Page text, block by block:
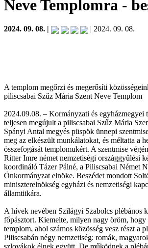
Neve Templomra -
2024. 09. 08. | | 2024. 09. 08.
A templom megőrzi és megerősíti
piliscsabai Szűz Mária Szent Neve Templom
2024.09.08. – Kormányzati és egyházmegyei
teljesen megújult a piliscsabai Szűz Mária
Spányi Antal megyés püspök ünnepi
meg az elkészült munkálatokat, és méltatta a
összefogását templomukért. A szentmise
Ritter Imre német nemzetiségi országgyűlési
koordináló Tázer Pálné, a Piliscsabai Német
Önkormányzat elnöke. Beszédet mondott
miniszterelnökség egyházi és nemzetiségi
államtitkára.
A hívek nevében Szilágyi Szabolcs plébános
főpásztort. Kiemelte, milyen nagy öröm, hogy
templom, ahol számos közösség vesz részt a
Piliscsabán négy nemzetiség: romák,
szlovákok élnek együtt. De működnek a